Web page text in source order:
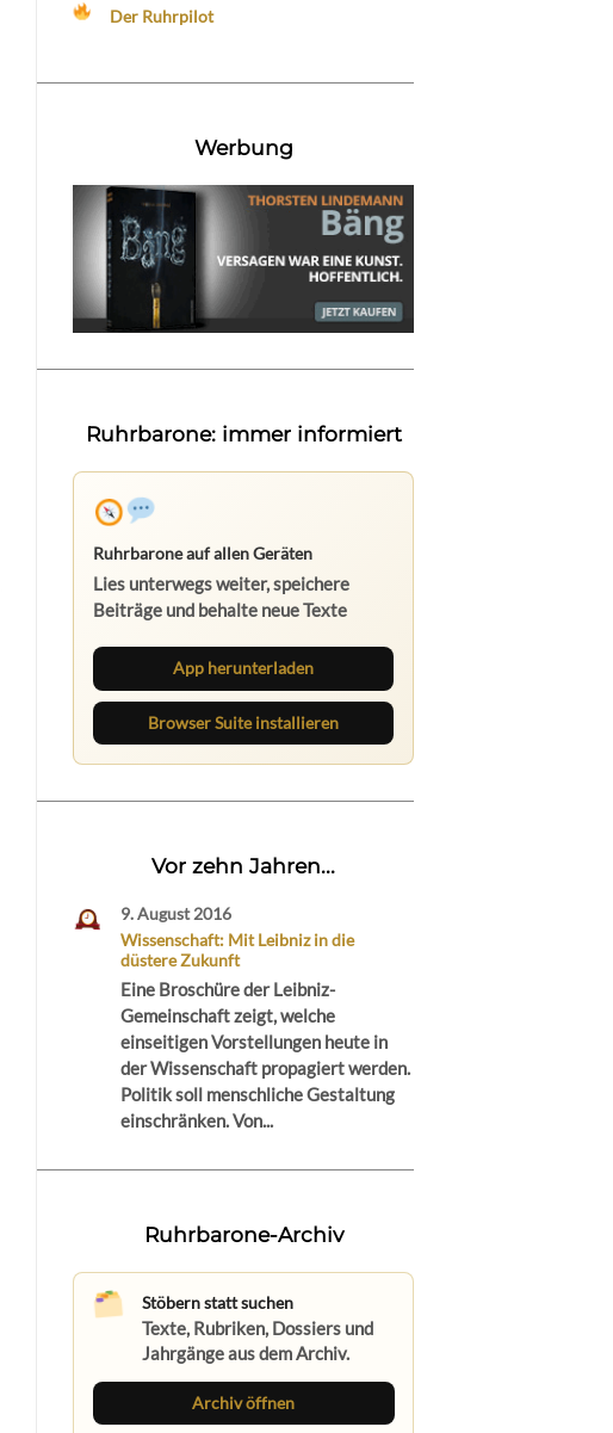
Der Ruhrpilot
Werbung
Ruhrbarone: immer informiert
Ruhrbarone auf allen Geräten
Lies unterwegs weiter, speichere
Beiträge und behalte neue Texte
App herunterladen
Browser Suite installieren
Vor zehn Jahren...
9. August 2016
Wissenschaft: Mit Leibniz in die
düstere Zukunft
Eine Broschüre der Leibniz-
Gemeinschaft zeigt, welche
einseitigen Vorstellungen heute in
der Wissenschaft propagiert werden.
Politik soll menschliche Gestaltung
einschränken. Von...
Ruhrbarone-Archiv
Stöbern statt suchen
Texte, Rubriken, Dossiers und
Jahrgänge aus dem Archiv.
Archiv öffnen